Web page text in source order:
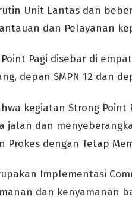
Unit Lantas dan
dan Pelayanan
Pagi disebar di
depan SMPN 12 dan
kegiatan Strong
jalan dan
Prokes dengan Tetap
Implementasi
dan kenyamanan